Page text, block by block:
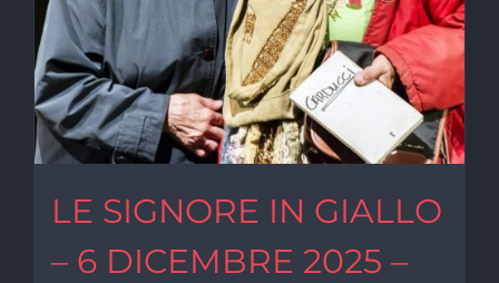
LE SIGNORE IN GIALLO
– 6 DICEMBRE 2025 –